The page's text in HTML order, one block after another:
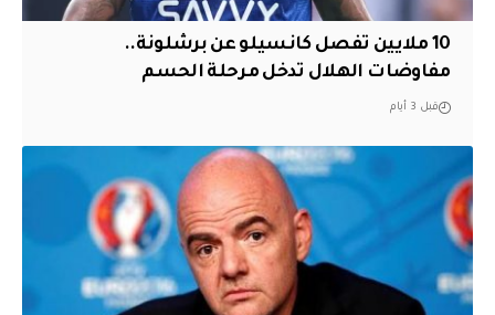
10 ملايين تفصل كانسيلو عن برشلونة..
مفاوضات الهلال تدخل مرحلة الحسم
قبل 3 أيام